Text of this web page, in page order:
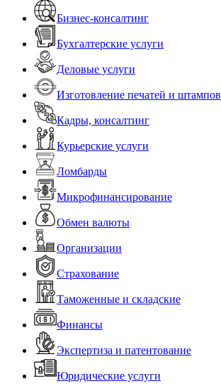
Бизнес-консалтинг
Бухгалтерские услуги
Деловые услуги
Изготовление печатей и штампов
Кадры, консалтинг
Курьерские услуги
Ломбарды
Микрофинансирование
Обмен валюты
Организации
Страхование
Таможенные и складские
Финансы
Экспертиза и патентование
Юридические услуги